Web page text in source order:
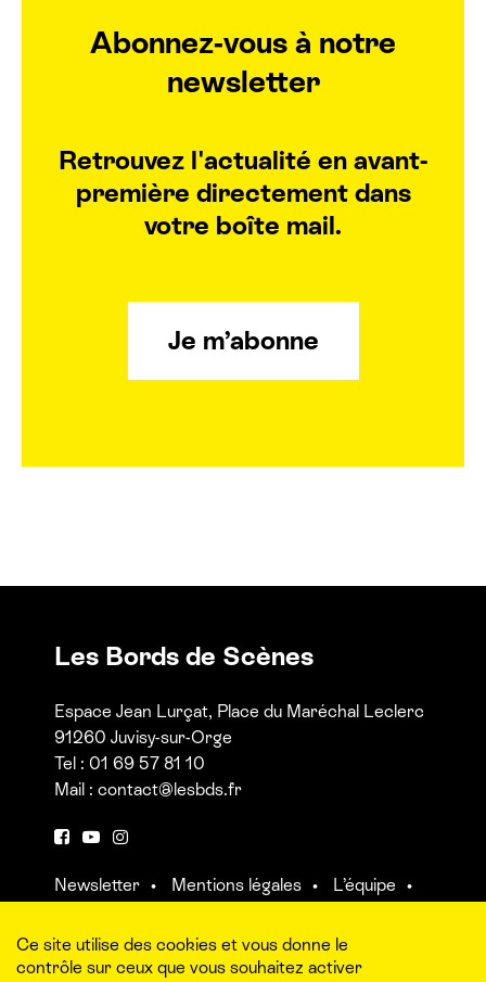
Abonnez-vous à notre
newsletter
Retrouvez l'actualité en avant-
première directement dans
votre boîte mail.
Je m’abonne
Les Bords de Scènes
Espace Jean Lurçat, Place du Maréchal Leclerc
91260 Juvisy-sur-Orge
Tel : 01 69 57 81 10
Mail : contact@lesbds.fr
F
c
b
o
Y
u
u
b
I
s
a
g
Newsletter Mentions légales
L’équipe
Ce site utilise des cookies et vous donne le
contrôle sur ceux que vous souhaitez activer